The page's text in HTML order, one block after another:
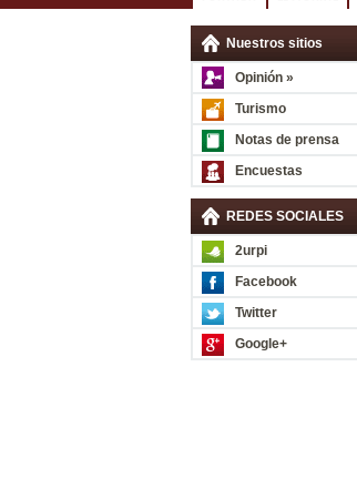
Nuestros sitios
Opinión »
Turismo
Notas de prensa
Encuestas
REDES SOCIALES
2urpi
Facebook
Twitter
Google+